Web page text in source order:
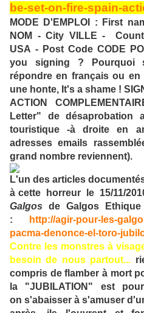
be-set-on-fire-spain-
MODE D'EMPLOI : First
NOM - City VILLE -
USA - Post Code CODE
you signing ? Pourquoi
répondre en français ou
une honte, It's a shame !
ACTION
Letter" de désaprobation
touristique -à droite en
adresses emails
grand nombre reviennent).
L'un des articles
à cette horreur le 15/11/
Galgos de Galgos
:
http://agir-pour-les-
pacma-denonce-el-toro-
Contre les monstres à
besoin de nous partout...
compris de flamber à mort
la "JUBILATION" est
on s'abaisser à s'amuser